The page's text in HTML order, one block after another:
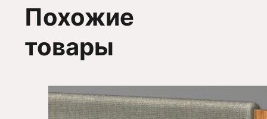
Похожие
товары